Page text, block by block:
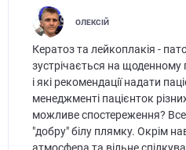
ОЛЕКСІЙ
Кератоз та лейкоплакія -
зустрічається на щоденному
і які рекомендації надати
менеджменті пацієнток
можливе спостереження?
"добру" білу плямку. Окрім